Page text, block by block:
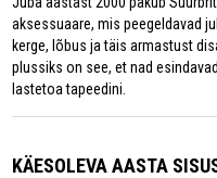
aksessuaare, mis peegeldavad
kerge, lõbus ja täis armastust
plussiks on see, et nad
lastetoa tapeedini.
KÄESOLEVA AASTA